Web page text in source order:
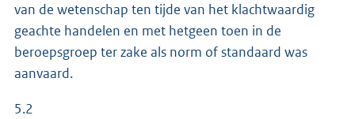
van de wetenschap ten tijde van het klachtwaardig
geachte handelen en met hetgeen toen in de
beroepsgroep ter zake als norm of standaard was
aanvaard.
5.2